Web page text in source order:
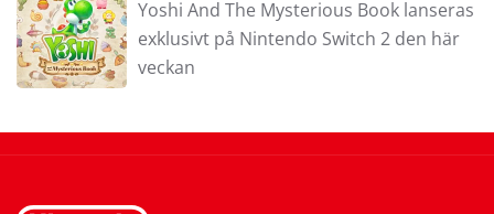
Yoshi And The Mysterious Book lanseras
exklusivt på Nintendo Switch 2 den här
veckan